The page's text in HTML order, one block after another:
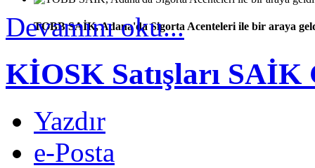
TOBB SAİK, Adana'da Sigorta Acenteleri ile bir araya
Devamını oku...
KİOSK Satışları SAİK
Yazdır
e-Posta